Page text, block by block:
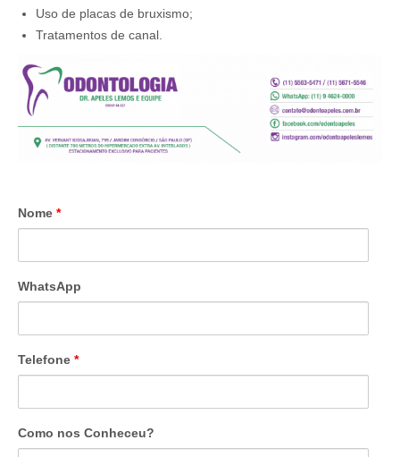
Uso de placas de bruxismo;
Tratamentos de canal.
Nome *
WhatsApp
Telefone *
Como nos Conheceu?